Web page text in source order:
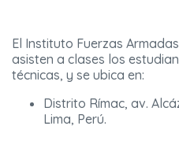
El Instituto Fuerzas
asisten a clases los
técnicas, y se ubica en:
Distrito Rímac, av.
Lima, Perú.